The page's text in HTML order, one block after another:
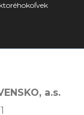
a.s.